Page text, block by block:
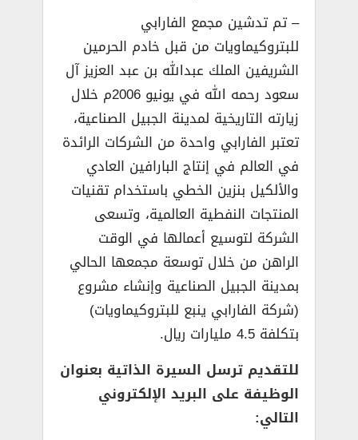
– تم تدشين مجمع الفارابي
للبتروكيماويات من قبل خادم الحرمين
الشريفين الملك عبدالله بن عبد العزيز آل
سعود رحمه الله في يونيو 2006م خلال
زيارته التاريخية لمدينة الجبيل الصناعية،
تعتبر الفارابي واحدة من الشركات الرائدة
في العالم في إنتاج البارافين العادي
والألكيل بنزين الخطي باستخدام تقنيات
المنتجات النفطية العالمية، وتسعى
الشركة لتوسيع أعمالها في الوقت
الراهن من خلال توسعة مجمعها الحالي
بمدينة الجبيل الصناعية وإنشاء مشروع
(شركة الفارابي ينبع للبتروكيماويات)
بتكلفة 4.5 مليارات ريال.
للتقديم ترسل السيرة الذاتية بعنوان
الوظيفة على البريد الإلكتروني
التالي: